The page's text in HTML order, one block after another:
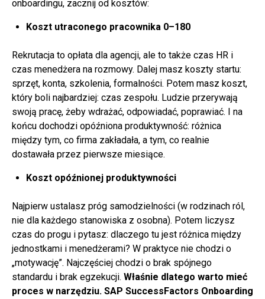
onboardingu, zacznij od kosztów:
Koszt utraconego pracownika 0–180
Rekrutacja to opłata dla agencji, ale to także czas HR i
czas menedżera na rozmowy. Dalej masz koszty startu:
sprzęt, konta, szkolenia, formalności. Potem masz koszt,
który boli najbardziej: czas zespołu. Ludzie przerywają
swoją pracę, żeby wdrażać, odpowiadać, poprawiać. I na
końcu dochodzi opóźniona produktywność: różnica
między tym, co firma zakładała, a tym, co realnie
dostawała przez pierwsze miesiące.
Koszt opóźnionej produktywności
Najpierw ustalasz próg samodzielności (w rodzinach ról,
nie dla każdego stanowiska z osobna). Potem liczysz
czas do progu i pytasz: dlaczego tu jest różnica między
jednostkami i menedżerami? W praktyce nie chodzi o
„motywację”. Najczęściej chodzi o brak spójnego
standardu i brak egzekucji. Właśnie dlatego warto mieć
proces w narzędziu. SAP SuccessFactors Onboarding